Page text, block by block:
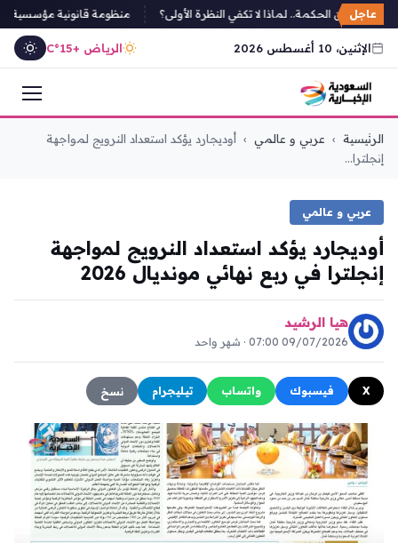
عاجل
تكمن الحكمة.. لماذا لا تكفي النظرة الأولى؟ منظومة قانونية مؤسسية لأمن
الإثنين، 10 أغسطس 2026 الرياض +15°C
التجاوز
إلى
الرئيسية › عربي و عالمي › أوديجارد يؤكد استعداد النرويج لمواجهة
إنجلترا...
عربي و عالمي
أوديجارد يؤكد استعداد النرويج لمواجهة
إنجلترا في ربع نهائي مونديال 2026
هيا الرشيد
09/07/2026 07:00 · شهر واحد
X فيسبوك واتساب تيليجرام نسخ